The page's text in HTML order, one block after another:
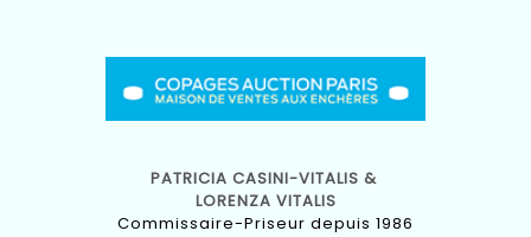
PATRICIA CASINI-VITALIS &
LORENZA VITALIS
Commissaire-Priseur depuis 1986